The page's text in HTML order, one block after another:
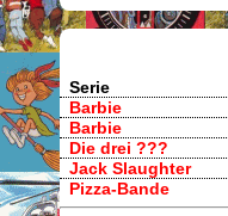
Serie
Barbie
Barbie
Die drei ???
Jack Slaughter
Pizza-Bande